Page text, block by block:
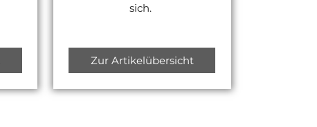
sich.
Zur Artikelübersicht